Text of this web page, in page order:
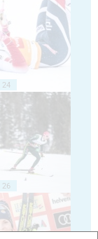
24
26